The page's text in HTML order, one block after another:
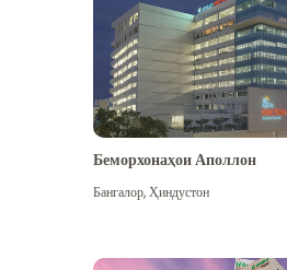
Бештар дидан
Беморхонаҳои Аполлон
Бангалор,Ҳиндустон